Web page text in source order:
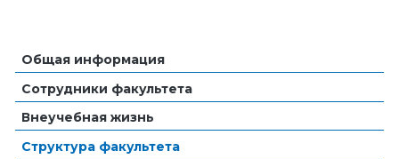
Общая информация
Сотрудники факультета
Внеучебная жизнь
Структура факультета